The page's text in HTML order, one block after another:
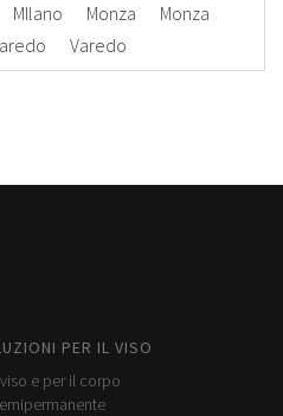
MIlano Monza
Monza
Varedo
PER IL VISO
e per il corpo